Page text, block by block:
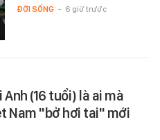
ĐỜI SỐNG - 6 giờ trước
(16 tuổi) là ai mà
Nam "bở hơi tai" mới